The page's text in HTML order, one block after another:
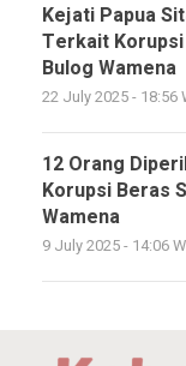
Kejati Papua
Terkait
Bulog Wamena
22 July 2025 - 18:56
12 Orang
Korupsi Beras
Wamena
9 July 2025 - 14:06